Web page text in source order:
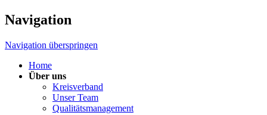
Navigation
Navigation überspringen
Home
Über uns
Kreisverband
Unser Team
Qualitätsmanagement